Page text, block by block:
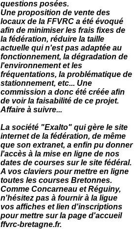
questions posées.
Une proposition de vente des
locaux de la FFVRC a été évoqué
afin de minimiser les frais fixes de
la fédération, réduire la taille
actuelle qui n'est pas adaptée au
fonctionnement, la dégradation de
l'environnement et les
fréquentations, la problématique de
stationnement, etc... Une
commission a donc été créée afin
de voir la faisabilité de ce projet.
Affaire à suivre...
La société "Exalto" qui gère le site
internet de la fédération, de même
que son extranet, a enfin pu donner
l'accès à la mise en ligne de nos
dates de courses sur le site fédéral.
A vos claviers pour mettre en ligne
toutes les courses Bretonnes.
Comme Concarneau et Réguiny,
n'hésitez pas à fournir à la ligue
vos affiches et lien d'inscriptions
pour mettre sur la page d'accueil
ffvrc-bretagne.fr.